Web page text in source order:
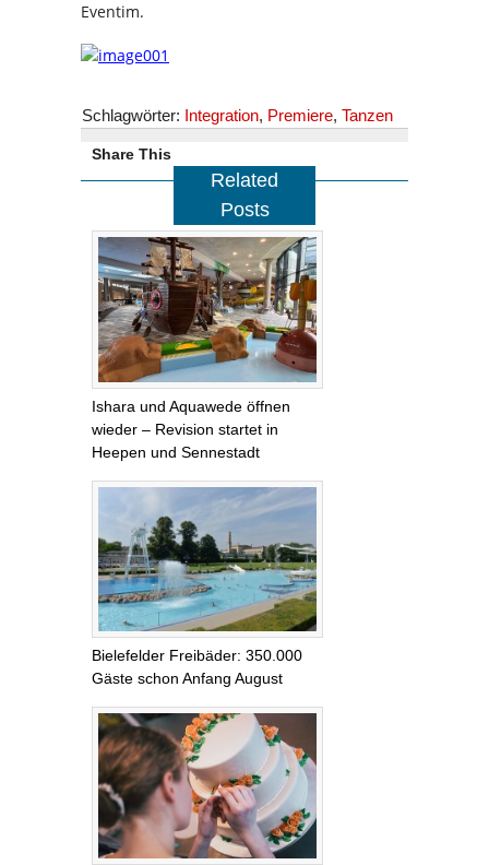
Eventim.
Schlagwörter: Integration, Premiere, Tanzen
Share This
Related
Posts
Ishara und Aquawede öffnen
wieder – Revision startet in
Heepen und Sennestadt
Bielefelder Freibäder: 350.000
Gäste schon Anfang August